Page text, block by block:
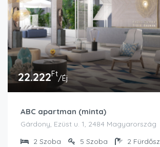
22.222Ft/Éj
ABC apartman (minta)
Gárdony, Ezüst u. 1, 2484 Magyarország
2 Szoba 5 Szoba 2